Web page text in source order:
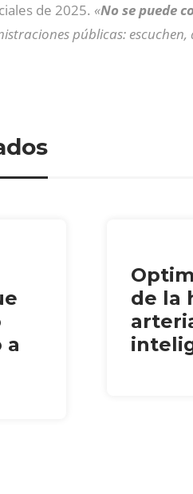
de 2025. «No se puede
públicas:
a
de la